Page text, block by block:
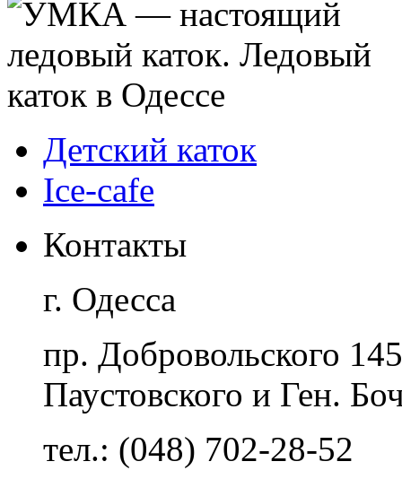
Детский каток
Ice-cafe
Контакты
г. Одесса
пр. Добровольского
Паустовского и Ген.
тел.: (048) 702-28-52